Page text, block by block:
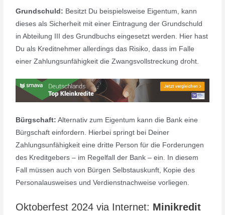
Grundschuld: Besitzt Du beispielsweise Eigentum, kann
dieses als Sicherheit mit einer Eintragung der Grundschuld
in Abteilung III des Grundbuchs eingesetzt werden. Hier hast
Du als Kreditnehmer allerdings das Risiko, dass im Falle
einer Zahlungsunfähigkeit die Zwangsvollstreckung droht.
Bürgschaft: Alternativ zum Eigentum kann die Bank eine
Bürgschaft einfordern. Hierbei springt bei Deiner
Zahlungsunfähigkeit eine dritte Person für die Forderungen
des Kreditgebers – im Regelfall der Bank – ein. In diesem
Fall müssen auch von Bürgen Selbstauskunft, Kopie des
Personalausweises und Verdienstnachweise vorliegen.
Oktoberfest 2024 via Internet: Minikredit